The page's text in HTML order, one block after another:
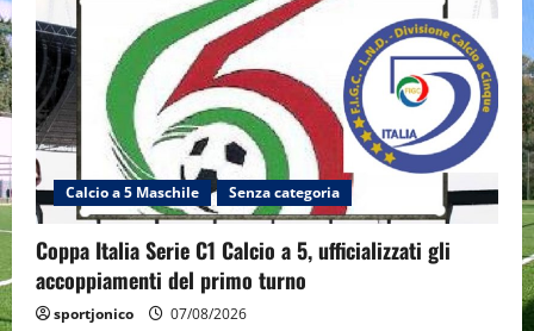
Calcio a 5 Maschile Senza categoria
Coppa Italia Serie C1 Calcio a 5, ufficializzati gli
accoppiamenti del primo turno
sportjonico 07/08/2026